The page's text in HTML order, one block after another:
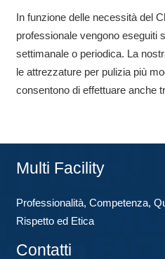
In funzione delle necessità del
professionale vengono eseguiti
settimanale o periodica. La
le attrezzature per pulizia più
consentono di effettuare anche
Multi Facility
Professionalità, Competenza,
Rispetto ed Etica
Contatti